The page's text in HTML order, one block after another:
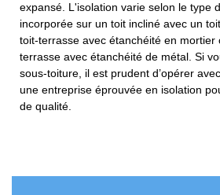
expansé. L'isolation varie selon le type
incorporée sur un toit incliné avec un
toit-terrasse avec étanchéité en mortier
terrasse avec étanchéité de métal. Si
sous-toiture, il est prudent d’opérer
une entreprise éprouvée en isolation
de qualité.